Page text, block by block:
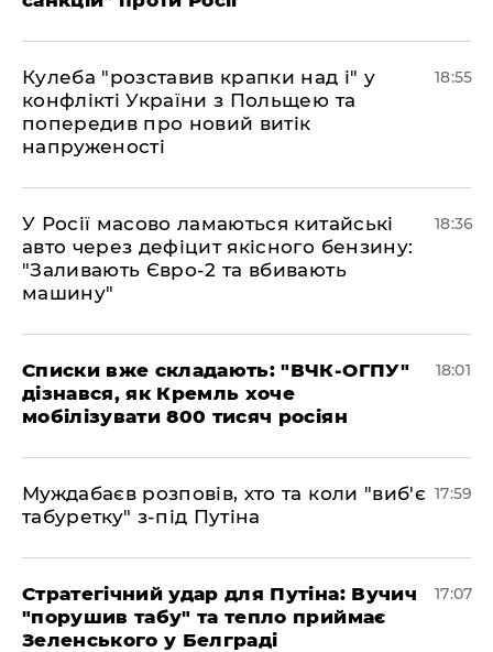
Кулеба "розставив крапки над і" у
конфлікті України з Польщею та
попередив про новий витік
напруженості
18:55
У Росії масово ламаються китайські
авто через дефіцит якісного бензину:
"Заливають Євро-2 та вбивають
машину"
18:36
Списки вже складають: "ВЧК-ОГПУ"
дізнався, як Кремль хоче
мобілізувати 800 тисяч росіян
18:01
Муждабаєв розповів, хто та коли "виб'є
табуретку" з-під Путіна
17:59
Стратегічний удар для Путіна: Вучич
"порушив табу" та тепло приймає
Зеленського у Белграді
17:07